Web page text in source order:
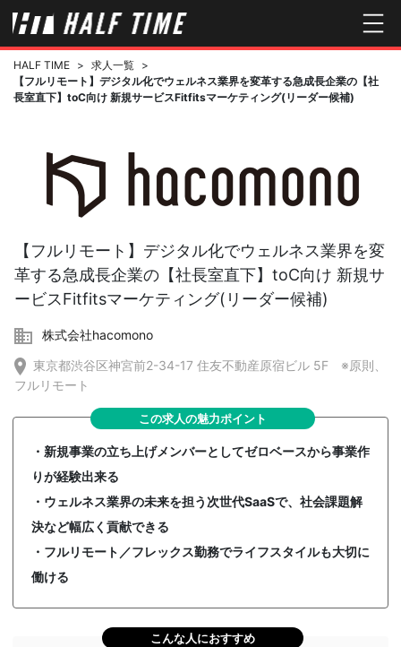
HALF TIME > 求人一覧 >
【フルリモート】デジタル化でウェルネス業界を変革する急成長企業の【社
長室直下】toC向け 新規サービスFitfitsマーケティング(リーダー候補)
【フルリモート】デジタル化でウェルネス業界を変
革する急成長企業の【社長室直下】toC向け 新規サ
ービスFitfitsマーケティング(リーダー候補)
株式会社hacomono
東京都渋谷区神宮前2-34-17 住友不動産原宿ビル 5F ※原則、
フルリモート
この求人の魅力ポイント
・新規事業の立ち上げメンバーとしてゼロベースから事業作
りが経験出来る
・ウェルネス業界の未来を担う次世代SaaSで、社会課題解
決など幅広く貢献できる
・フルリモート／フレックス勤務でライフスタイルも大切に
働ける
こんな人におすすめ